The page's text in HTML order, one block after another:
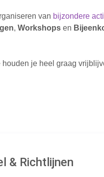
van bijzondere
, Workshops en
je heel graag
& Richtlijnen